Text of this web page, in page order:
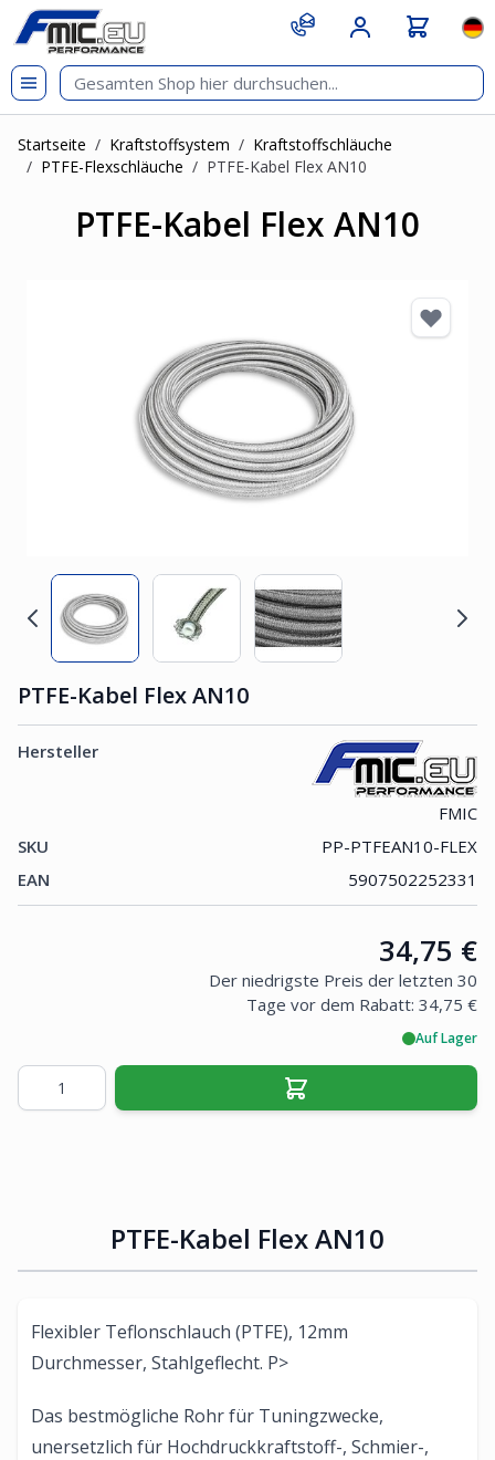
Zum Inhalt springen
git s
Startseite / Kraftstoffsystem / Kraftstoffschläuche
/ PTFE-Flexschläuche / PTFE-Kabel Flex AN10
PTFE-Kabel Flex AN10
PTFE-Kabel Flex AN10
Hersteller
FMIC
SKU
PP-PTFEAN10-FLEX
EAN
5907502252331
Price:
34,75 €
Der niedrigste Preis der letzten 30
Tage vor dem Rabatt: 34,75 €
Auf Lager
Menge
PTFE-Kabel Flex AN10
Flexibler Teflonschlauch (PTFE), 12mm
Durchmesser, Stahlgeflecht. P>
Das bestmögliche Rohr für Tuningzwecke,
unersetzlich für Hochdruckkraftstoff-, Schmier-,